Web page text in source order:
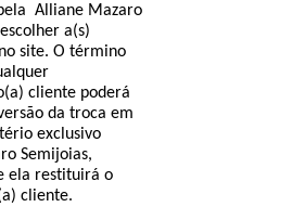
Alliane Mazaro
a(s)
site. O término
cliente poderá
da troca em
exclusivo
Semijoias,
ela restituirá o
cliente.